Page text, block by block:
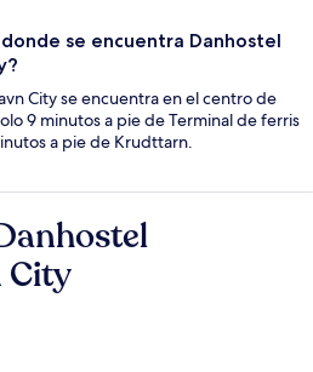
se encuentra Danhostel
City se encuentra en el centro de
9 minutos a pie de Terminal de ferris
a pie de Krudttarn.
City